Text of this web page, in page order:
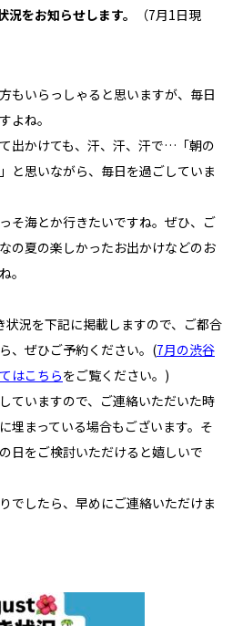
をお知らせします。
（7月1日現
もいらっしゃると思いますが、毎日
よね。
出かけても、汗、汗、汗で…「朝の
と思いながら、毎日を過ごしていま
そ海とか行きたいですね。ぜひ、ご
の夏の楽しかったお出かけなどのお
。
況を下記に掲載しますので、ご都合
、ぜひご予約ください。(7月の渋谷
はこちらをご覧ください。 )
ていますので、ご連絡いただいた時
埋まっている場合もございます。そ
日をご検討いただけると嬉しいで
でしたら、早めにご連絡いただけま